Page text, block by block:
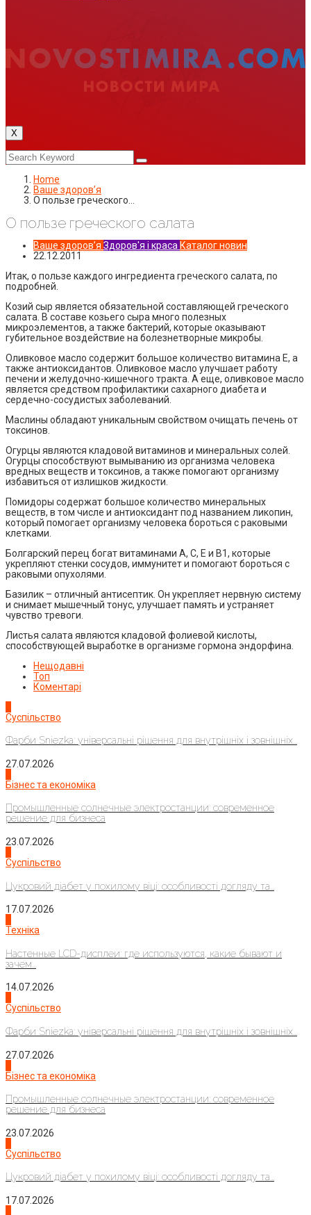
X
Home
Ваше здоровʼя
О пользе греческого…
О пользе греческого салата
Ваше здоровʼя Здоров'я і краса Каталог новин
22.12.2011
Итак, о пользе каждого ингредиента греческого салата, по
подробней.
Козий сыр является обязательной составляющей греческого
салата. В составе козьего сыра много полезных
микроэлементов, а также бактерий, которые оказывают
губительное воздействие на болезнетворные микробы.
Оливковое масло содержит большое количество витамина Е, а
также антиоксидантов. Оливковое масло улучшает работу
печени и желудочно-кишечного тракта. А еще, оливковое масло
является средством профилактики сахарного диабета и
сердечно-сосудистых заболеваний.
Маслины обладают уникальным свойством очищать печень от
токсинов.
Огурцы являются кладовой витаминов и минеральных солей.
Огурцы способствуют вымыванию из организма человека
вредных веществ и токсинов, а также помогают организму
избавиться от излишков жидкости.
Помидоры содержат большое количество минеральных
веществ, в том числе и антиоксидант под названием ликопин,
который помогает организму человека бороться с раковыми
клетками.
Болгарский перец богат витаминами А, С, Е и В1, которые
укрепляют стенки сосудов, иммунитет и помогают бороться с
раковыми опухолями.
Базилик – отличный антисептик. Он укрепляет нервную систему
и снимает мышечный тонус, улучшает память и устраняет
чувство тревоги.
Листья салата являются кладовой фолиевой кислоты,
способствующей выработке в организме гормона эндорфина.
Нещодавні
Топ
Коментарі
Суспільство
Фарби Sniezka: універсальні рішення для внутрішніх і зовнішніх...
27.07.2026
Бізнес та економіка
Промышленные солнечные электростанции: современное
решение для бизнеса
23.07.2026
Суспільство
Цукровий діабет у похилому віці: особливості догляду та...
17.07.2026
Техніка
Настенные LCD-дисплеи: где используются, какие бывают и
зачем...
14.07.2026
Суспільство
Фарби Sniezka: універсальні рішення для внутрішніх і зовнішніх...
27.07.2026
Бізнес та економіка
Промышленные солнечные электростанции: современное
решение для бизнеса
23.07.2026
Суспільство
Цукровий діабет у похилому віці: особливості догляду та...
17.07.2026